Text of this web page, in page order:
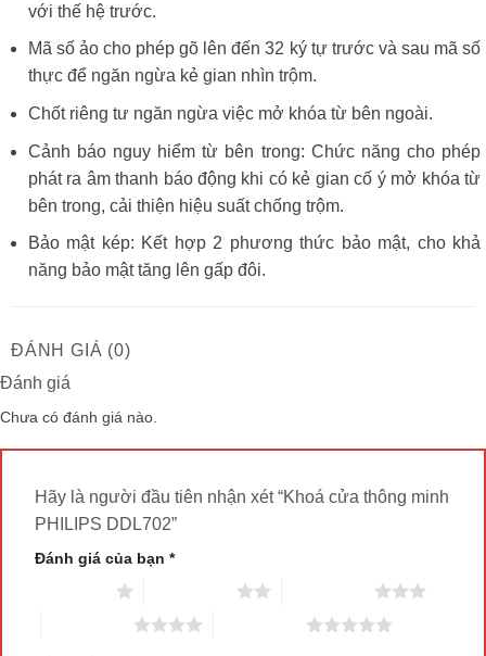
với thế hệ trước.
Mã số ảo cho phép gõ lên đến 32 ký tự trước và sau mã số
thực để ngăn ngừa kẻ gian nhìn trộm.
Chốt riêng tư ngăn ngừa việc mở khóa từ bên ngoài.
Cảnh báo nguy hiểm từ bên trong: Chức năng cho phép
phát ra âm thanh báo động khi có kẻ gian cố ý mở khóa từ
bên trong, cải thiện hiệu suất chống trộm.
Bảo mật kép: Kết hợp 2 phương thức bảo mật, cho khả
năng bảo mật tăng lên gấp đôi.
ĐÁNH GIÁ (0)
Đánh giá
Chưa có đánh giá nào.
Hãy là người đầu tiên nhận xét “Khoá cửa thông minh
PHILIPS DDL702”
Đánh giá của bạn *